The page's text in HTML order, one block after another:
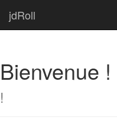
jdRoll
Bienvenue !
!